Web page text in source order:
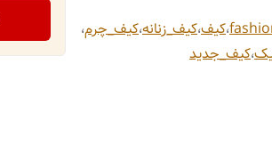
،کیف،کیف_زنانه،کیف_چرم،
،کیف_جدید